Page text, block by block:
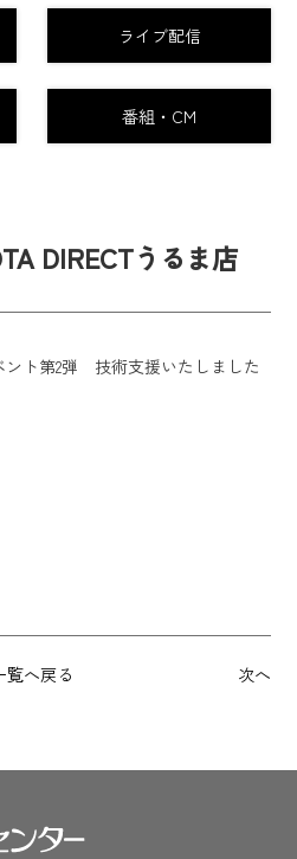
ライブ配信
番組・CM
DIRECTうるま店
ント第2弾 技術支援いたしました
覧へ戻る 次へ